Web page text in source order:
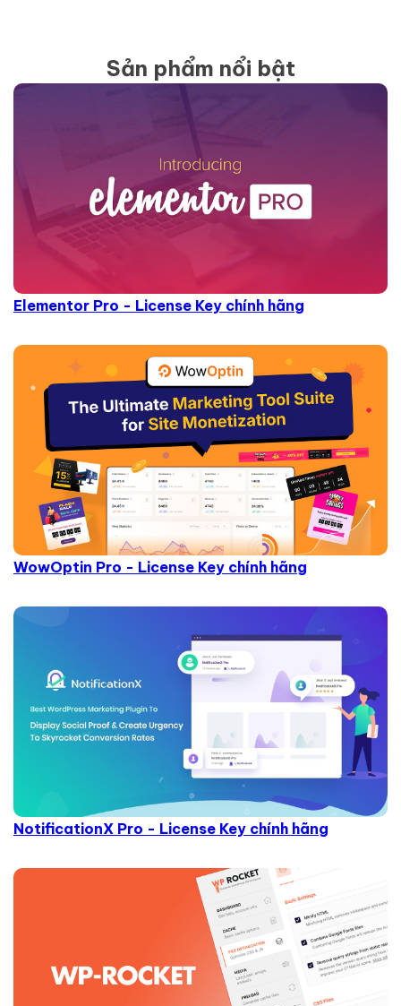
Sản phẩm nổi bật
Elementor Pro - License Key chính hãng
WowOptin Pro - License Key chính hãng
NotificationX Pro - License Key chính hãng